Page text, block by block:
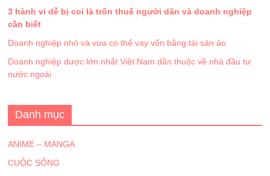
3 hành vi dễ bị coi là trốn thuế người dân và doanh nghiệp
cần biết
Doanh nghiệp nhỏ và vừa có thể vay vốn bằng tài sản ảo
Doanh nghiệp dược lớn nhất Việt Nam dần thuộc về nhà đầu tư
nước ngoài
Danh mục
ANIME – MANGA
CUỘC SỐNG